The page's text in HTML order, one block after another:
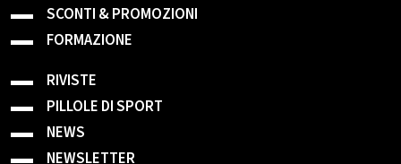
SCONTI & PROMOZIONI
FORMAZIONE
RIVISTE
PILLOLE DI SPORT
NEWS
NEWSLETTER